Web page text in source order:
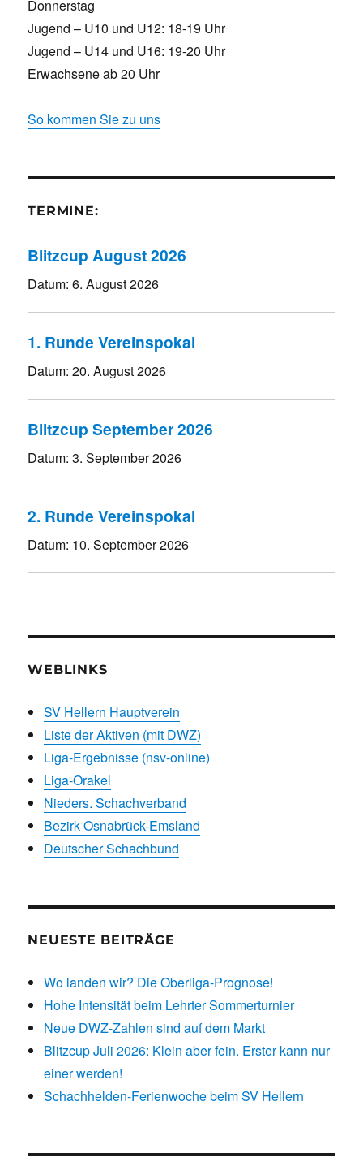
Donnerstag
Jugend – U10 und U12: 18-19 Uhr
Jugend – U14 und U16: 19-20 Uhr
Erwachsene ab 20 Uhr
So kommen Sie zu uns
TERMINE:
Blitzcup August 2026
Datum:6. August 2026
1. Runde Vereinspokal
Datum:20. August 2026
Blitzcup September 2026
Datum:3. September 2026
2. Runde Vereinspokal
Datum: 10. September 2026
WEBLINKS
SV Hellern Hauptverein
Liste der Aktiven (mit DWZ)
Liga-Ergebnisse (nsv-online)
Liga-Orakel
Nieders. Schachverband
Bezirk Osnabrück-Emsland
Deutscher Schachbund
NEUESTE BEITRÄGE
Wo landen wir? Die Oberliga-Prognose!
Hohe Intensität beim Lehrter Sommerturnier
Neue DWZ-Zahlen sind auf dem Markt
Blitzcup Juli 2026: Klein aber fein. Erster kann nur
einer werden!
Schachhelden-Ferienwoche beim SV Hellern